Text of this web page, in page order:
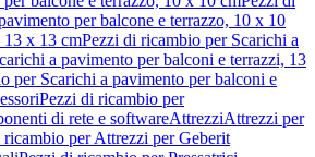
per balcone e terrazzo, 10 x 10
13 x 13 cmPezzi di ricambio per Scarichi a
a pavimento per balconi e terrazzi, 13
per Scarichi a pavimento per balconi e
Pezzi di ricambio per
di rete e softwareAttrezziAttrezzi per
ricambio per Attrezzi per Geberit